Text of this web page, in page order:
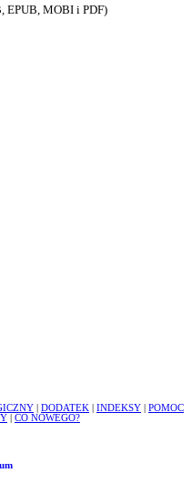
EPUB, MOBI i PDF)
DODATEK INDEKSY
POMOC
CO NOWEGO?